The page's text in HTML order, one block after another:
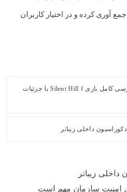
آوری کرده و در اختیار کاربران
بررسی کامل بازی Silent Hill f با جزئیات
داخلی زیباتر
داخلی زیباتر
امنیت سازمان مهم است